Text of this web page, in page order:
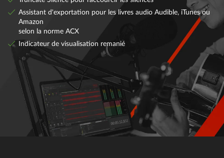
Assistant d'exportation pour les livres audio Audible, iTunes ou
Amazon
selon la norme ACX
Indicateur de visualisation remanié